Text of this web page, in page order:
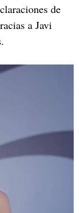
de
a Javi